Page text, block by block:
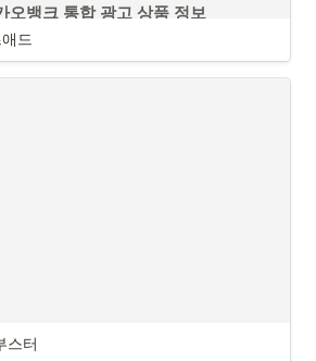
오뱅크 통합 광고 상품 정보
드
스터